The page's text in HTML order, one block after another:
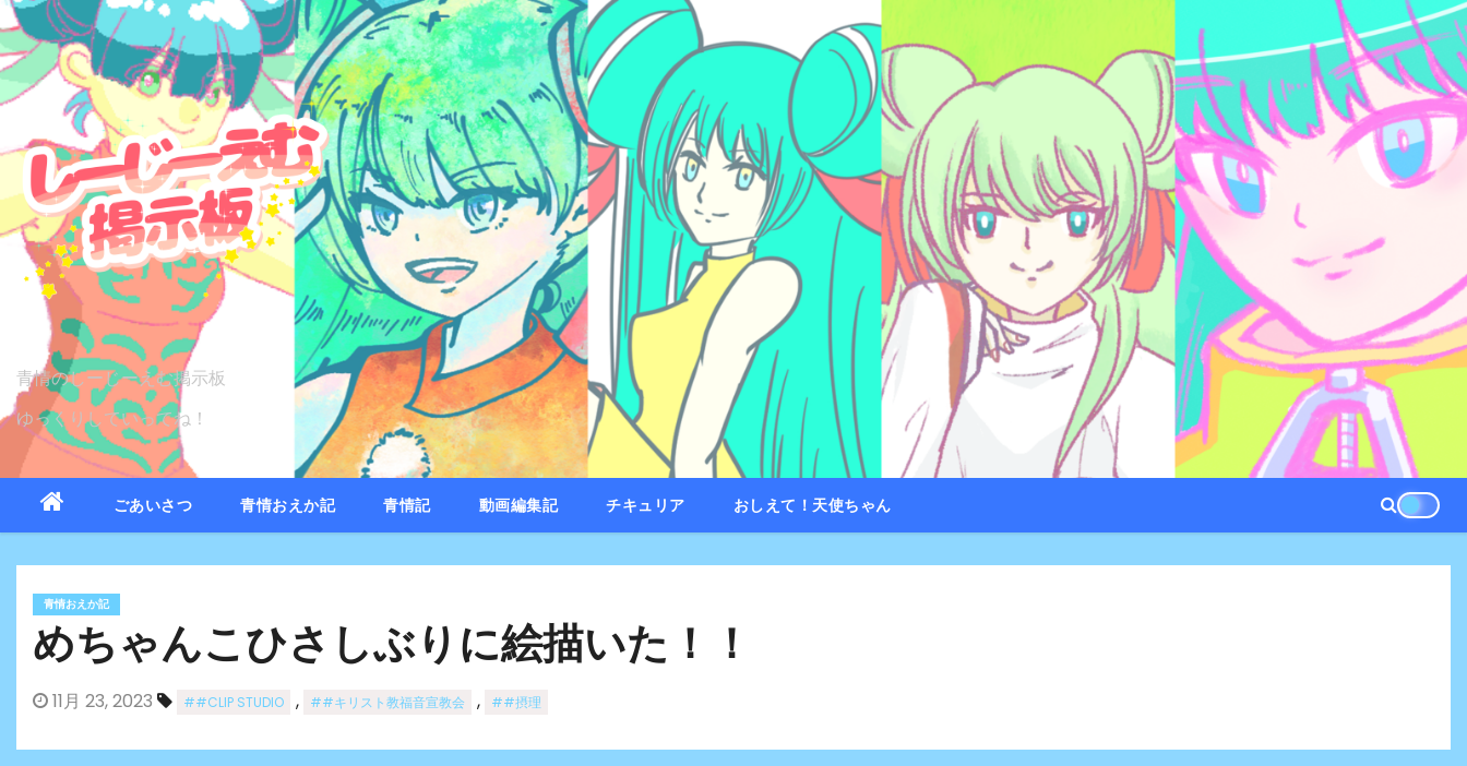
コ
ン
テ
ン
ス
キ
青情のしーじーえむ掲示板
ゆっくりしていってね！
ごあいさつ 青情おえか記 青情記 動画編集記 チキュリア おしえて！天使ちゃん
青情おえか記
めちゃんこひさしぶりに絵描いた！！
11月 23, 2023 ##CLIP STUDIO , ##キリスト教福音宣教会 , ##摂理